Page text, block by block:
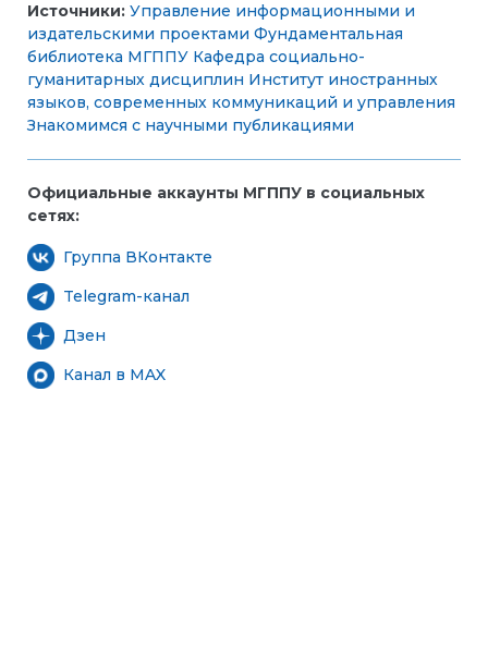
Источники: Управление информационными и
издательскими проектами Фундаментальная
библиотека МГППУ Кафедра социально-
гуманитарных дисциплин Институт иностранных
языков, современных коммуникаций и управления
Знакомимся с научными публикациями
Официальные аккаунты МГППУ в социальных
сетях:
Группа ВКонтакте
Telegram-канал
Дзен
Канал в MAX